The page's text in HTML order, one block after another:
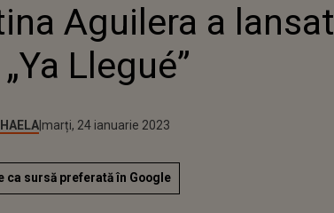
Aguilera a lansat
Llegué”
Publicat:
luni, 24 ianuarie 2022
Actualizat:
marți, 24 ianuarie 2023
ca sursă preferată în Google